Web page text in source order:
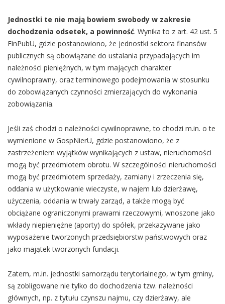
Jednostki te nie mają bowiem swobody w zakresie
dochodzenia odsetek, a powinność. Wynika to z art. 42 ust. 5
FinPubU, gdzie postanowiono, że jednostki sektora finansów
publicznych są obowiązane do ustalania przypadających im
należności pieniężnych, w tym mających charakter
cywilnoprawny, oraz terminowego podejmowania w stosunku
do zobowiązanych czynności zmierzających do wykonania
zobowiązania.
Jeśli zaś chodzi o należności cywilnoprawne, to chodzi m.in. o te
wymienione w GospNierU, gdzie postanowiono, że z
zastrzeżeniem wyjątków wynikających z ustaw, nieruchomości
mogą być przedmiotem obrotu. W szczególności nieruchomości
mogą być przedmiotem sprzedaży, zamiany i zrzeczenia się,
oddania w użytkowanie wieczyste, w najem lub dzierżawę,
użyczenia, oddania w trwały zarząd, a także mogą być
obciążane ograniczonymi prawami rzeczowymi, wnoszone jako
wkłady niepieniężne (aporty) do spółek, przekazywane jako
wyposażenie tworzonych przedsiębiorstw państwowych oraz
jako majątek tworzonych fundacji.
Zatem, m.in. jednostki samorządu terytorialnego, w tym gminy,
są zobligowane nie tylko do dochodzenia tzw. należności
głównych, np. z tytułu czynszu najmu, czy dzierżawy, ale